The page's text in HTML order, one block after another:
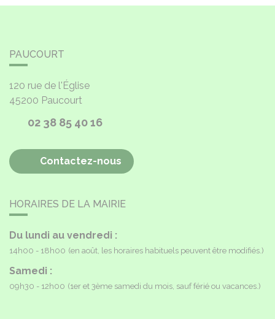
PAUCOURT
120 rue de l'Église
45200 Paucourt
02 38 85 40 16
Contactez-nous
HORAIRES DE LA MAIRIE
Du lundi au vendredi :
14h00 - 18h00 (en août, les horaires habituels peuvent être modifiés.)
Samedi :
09h30 - 12h00 (1er et 3ème samedi du mois, sauf férié ou vacances.)